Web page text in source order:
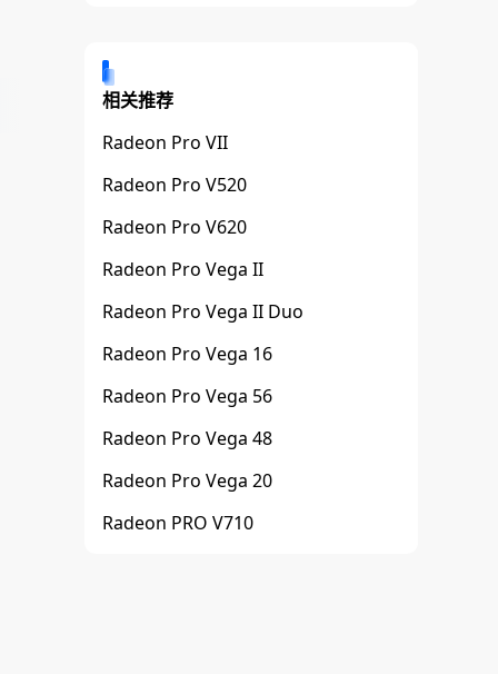
相关推荐
Radeon Pro VII
Radeon Pro V520
Radeon Pro V620
Radeon Pro Vega II
Radeon Pro Vega II Duo
Radeon Pro Vega 16
Radeon Pro Vega 56
Radeon Pro Vega 48
Radeon Pro Vega 20
Radeon PRO V710